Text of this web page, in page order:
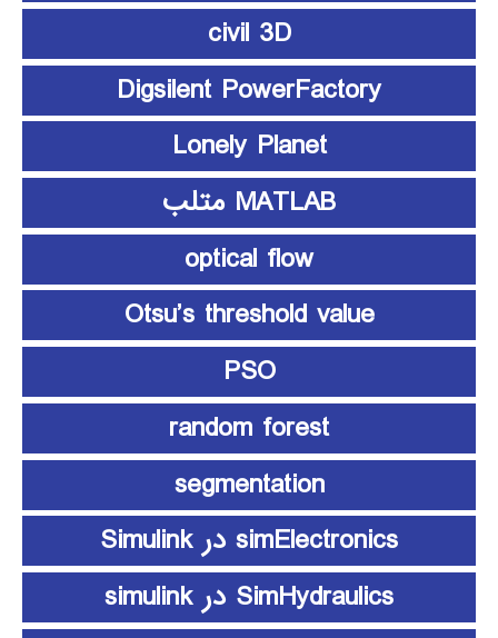
civil 3D
Digsilent PowerFactory
Lonely Planet
MATLAB متلب
optical flow
Otsu’s threshold value
PSO
random forest
segmentation
simElectronics در Simulink
SimHydraulics در simulink